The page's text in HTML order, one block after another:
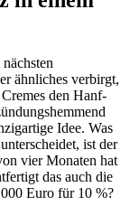
ähnliches verbirgt,
den Hanf-
Idee. Was
ist der
vier Monaten hat
das auch die
Euro für 10 %?